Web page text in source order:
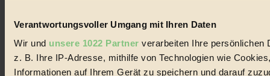
Verantwortungsvoller Umgang mit Ihren Daten
Wir und unsere 1022 Partner verarbeiten Ihre persönlichen
z. B. Ihre IP-Adresse, mithilfe von Technologien wie
Informationen auf Ihrem Gerät zu speichern und darauf
© 2026 Biorama GmbH
Impressum & Disclaimer
Datenschutz